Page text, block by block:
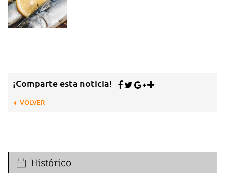
¡Comparte esta noticia!
VOLVER
Histórico